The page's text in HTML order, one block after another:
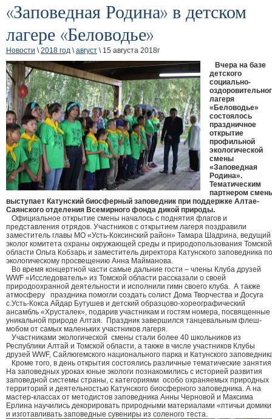
«Заповедная Родина» в детском
лагере «Беловодье»
Новости \2018 год \август \ 15 августа 2018г
Вчера на базе
детского
социально-
лагеря
«Беловодье»
состоялось
праздничное
открытие
профильной
экологической
смены
«Заповедная
Родина».
Тематическим
партнером
выступает Катунский биосферный заповедник при поддержке Алтае-
Саянского отделения Всемирного фонда дикой природы.
Официальное открытие смены началось с поднятия флагов и
представления отрядов. Участников с открытием лагеря поздравили
заместитель главы МО «Усть-Коксинский район» Тамара Шадрина, ведущий
эколог комитета охраны окружающей среды и природопользования Томской
области Ольга Кобзарь и заместитель директора Катунского заповедника по
экологическому просвещению Анна Майманова.
Во время концертной части самые дальние гости – члены Клуба друзей
WWF «Исследователь» из Томской области рассказали о своей
природоохранной деятельности и исполнили гимн своего клуба. А также
атмосферу праздника помогли создать солист Дома Творчества и Досуга
с.Усть-Кокса Айдар Бутушев и детский образцово-хореографический
ансамбль «Хрусталек», подарив участникам и гостям номера, посвященные
уникальной природе Алтая. Праздник завершился танцевальным флеш-
мобом от самых маленьких участников лагеря.
Участниками экологической смены стали более 40 школьников из
Республики Алтай и Томской области, а также в числе участников Клубы
друзей WWF, Сайлюгемского национального парка и Катунского
Кроме того, в день открытия состоялись различные тематические
На заповедных уроках юные экологи познакомились с историей развития
заповедной системы страны, с категориями особо охраняемых природных
территорий и деятельностью Катунского биосферного заповедника. А на
мастер-классах от методистов заповедника Анны Черновой и Максима
Ерлина научились декорировать природными материалами «птичьи
и изготавливать заповедные сувениры из соленого теста.